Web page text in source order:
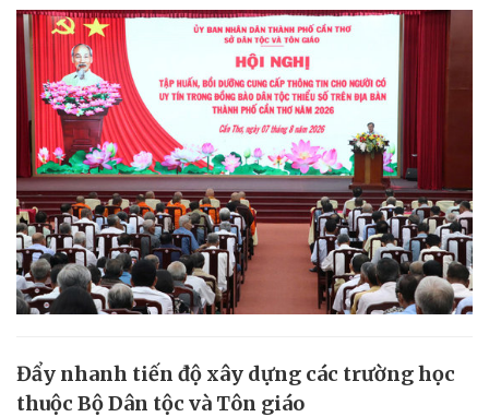
Đẩy nhanh tiến độ xây dựng các trường học
thuộc Bộ Dân tộc và Tôn giáo